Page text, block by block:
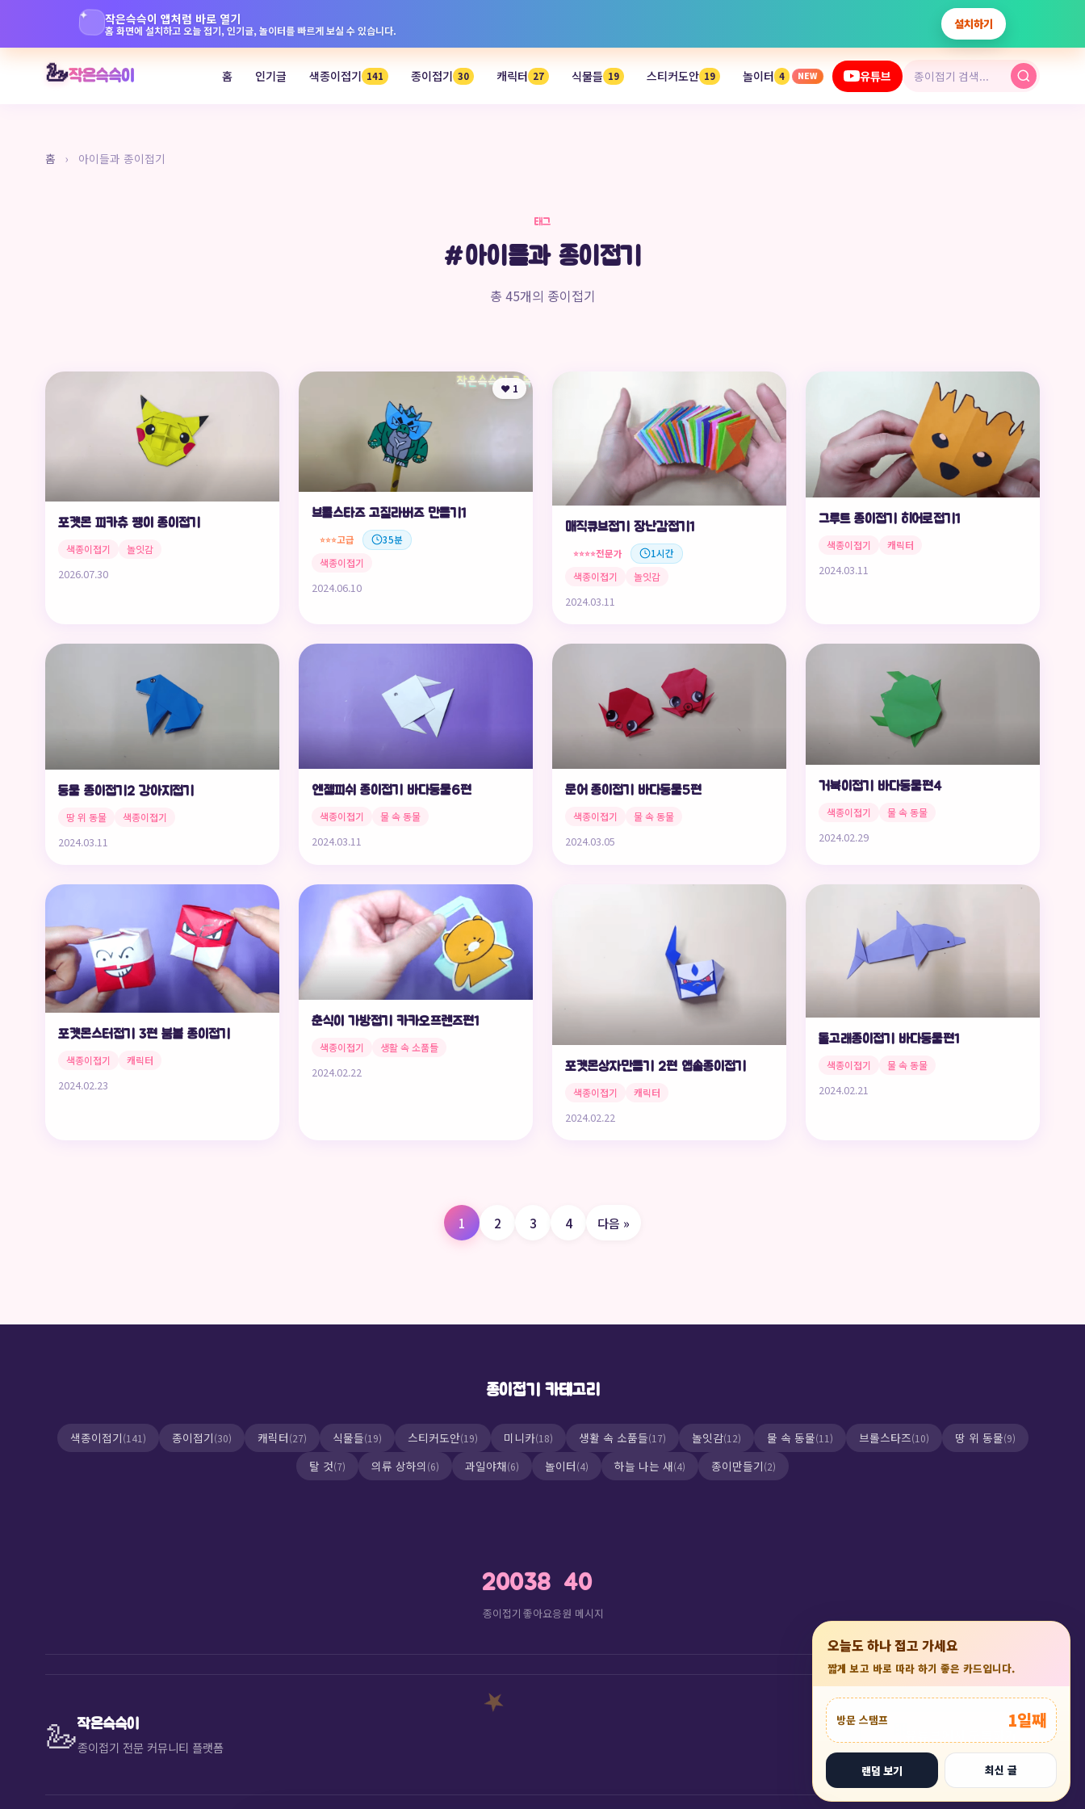
✦ 작은슥슥이 앱처럼 바로 열기
홈 화면에 설치하고 오늘 접기, 인기글, 놀이터를 빠르게 보실 수 있습니다. 설치하기
오늘도 하나 접고 가세요
짧게 보고 바로 따라 하기 좋은 카드입니다.
방문 스탬프 1일째
랜덤 보기 최신 글
💕
🦢작은슥슥이 홈 인기글 색종이접기 141 종이접기 30 캐릭터 27 식물들 19 스티커도안 19 놀이터 4 NEW 유튜브
홈 › 아이들과 종이접기
태그
#아이들과 종이접기
총 45개의 종이접기
포켓몬 피카츄 팽이 종이접기
색종이접기 놀잇감
2026.07.30
❤️ 1
브롤스타즈 고질라버즈 만들기1
⭐⭐⭐고급 35분
색종이접기
2024.06.10
매직큐브접기 장난감접기1
⭐⭐⭐⭐전문가 1시간
색종이접기 놀잇감
2024.03.11
그루트 종이접기 히어로접기1
색종이접기 캐릭터
2024.03.11
동물 종이접기2 강아지접기
땅 위 동물 색종이접기
2024.03.11
엔젤피쉬 종이접기 바다동물6편
색종이접기 물 속 동물
2024.03.11
문어 종이접기 바다동물5편
색종이접기 물 속 동물
2024.03.05
거북이접기 바다동물편4
색종이접기 물 속 동물
2024.02.29
포켓몬스터접기 3편 붐볼 종이접기
색종이접기 캐릭터
2024.02.23
춘식이 가방접기 카카오프렌즈편1
색종이접기 생활 속 소품들
2024.02.22 포켓몬상자만들기 2편 앱솔종이접기
색종이접기 캐릭터
2024.02.22
돌고래종이접기 바다동물편1
색종이접기 물 속 동물
2024.02.21
지
1 2 3 4 다음 »
종이접기 카테고리
색종이접기(141) 종이접기(30) 캐릭터(27) 식물들(19) 스티커도안(19) 미니카(18) 생활 속 소품들(17) 놀잇감(12) 물 속 동물(11) 브롤스타즈(10) 땅 위 동물(9)
탈 것(7) 의류 상하의 (6) 과일야채(6) 놀이터(4) 하늘 나는 새(4) 종이만들기(2)
200
종이접기
38
좋아요
40
응원 메시지
🦢작은슥슥이
종이접기 전문 커뮤니티 플랫폼